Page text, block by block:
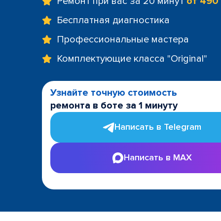
Бесплатная диагностика
Профессиональные мастера
Комплектующие класса "Original"
Узнайте точную стоимость
ремонта в боте за 1 минуту
Написать в Telegram
Написать в MAX